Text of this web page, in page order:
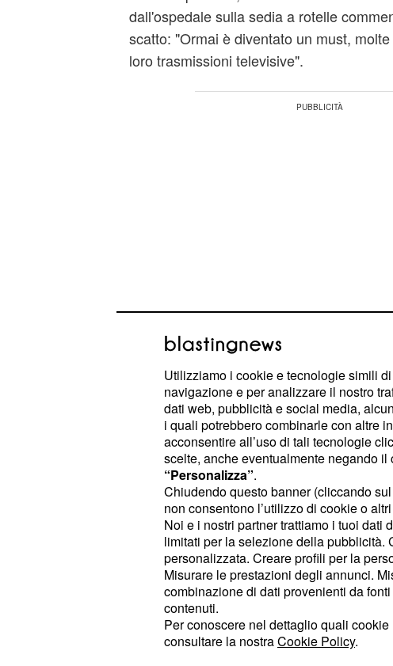
dall'ospedale sulla sedia a rotelle
scatto: "Ormai è diventato un must,
loro trasmissioni televisive".
La conduttrice hareplicato duramente
due colleghi (Timberi e Ippoliti) dei ''
Anche durante la puntata di ieri di
ripreso l'argomento:Mara è stata
ironica sul suo gesso da parte dell'ospite
Martino. mostrando questa volta però
piuttosto diversa con una serie di elogi
Mara Venier furiosa con
Ippoliti a Domenica In
"Questa è l'ironia che mi piace,
Mara Venier.La conduttrice
Utilizziamo i cookie e tecnologie simili
navigazione e per analizzare il nostro
dati web, pubblicità e social media,
i quali potrebbero combinarle con altre
acconsentire all’uso di tali tecnologie
scelte, anche eventualmente negando
“Personalizza”.
Chiudendo questo banner (cliccando
non consentono l’utilizzo di cookie o
Noi e i nostri partner trattiamo i tuoi
limitati per la selezione della
personalizzata. Creare profili per la
Misurare le prestazioni degli annunci.
combinazione di dati provenienti da
contenuti.
Per conoscere nel dettaglio quali
consultare la nostraCookie Policy.